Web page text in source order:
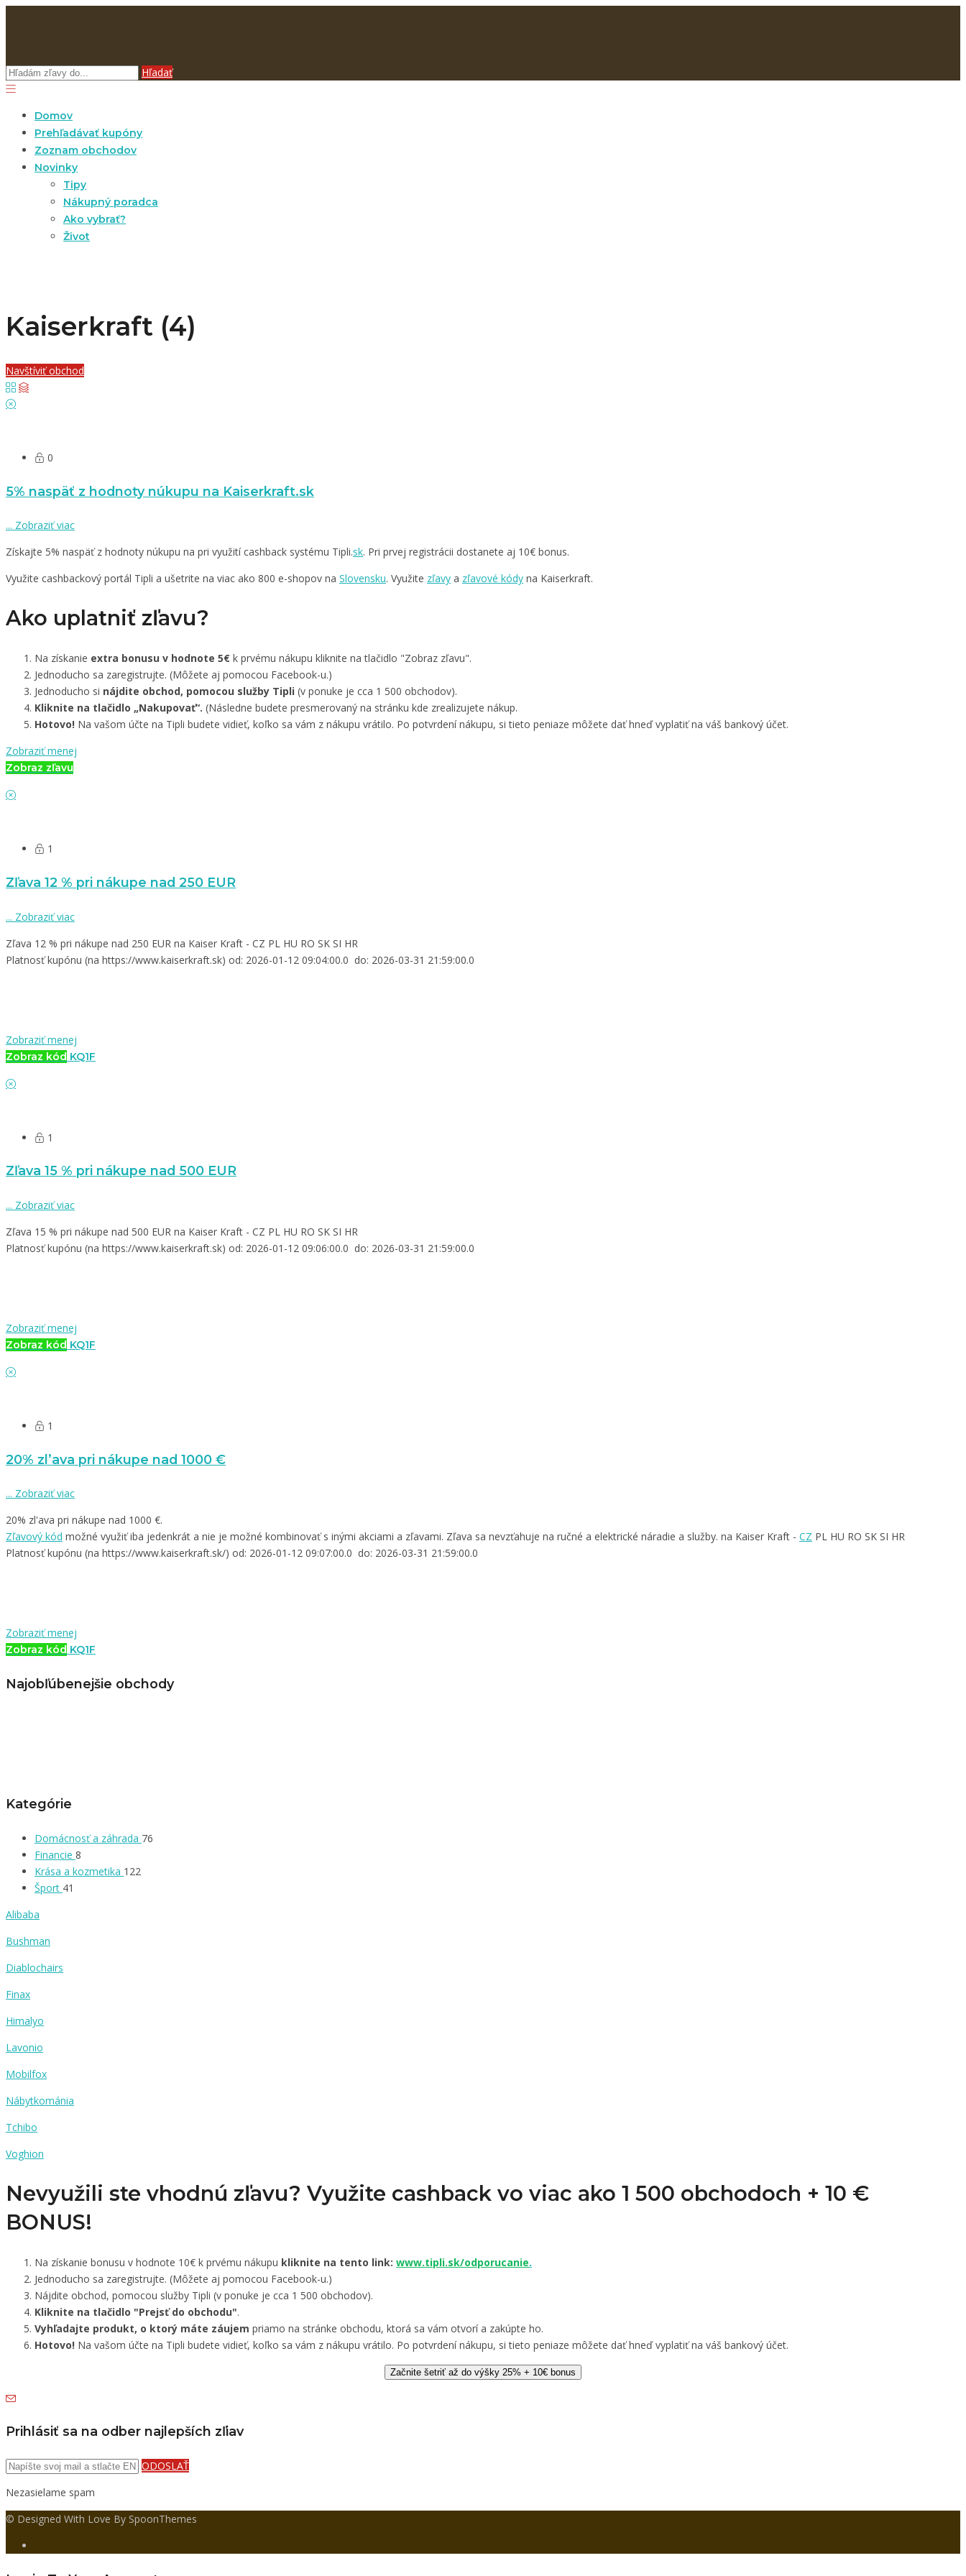
Hľadať
Domov
Prehľadávať kupóny
Zoznam obchodov
Novinky
Tipy
Nákupný poradca
Ako vybrať?
Život
Kaiserkraft (4)
Navštíviť obchod
0
5% naspäť z hodnoty núkupu na Kaiserkraft.sk
... Zobraziť viac
Získajte 5% naspäť z hodnoty núkupu na pri využití cashback systému Tipli.sk. Pri prvej registrácii dostanete aj 10€ bonus.
Využite cashbackový portál Tipli a ušetrite na viac ako 800 e-shopov na Slovensku. Využite zľavy a zľavové kódy na Kaiserkraft.
Ako uplatniť zľavu?
Na získanie extra bonusu v hodnote 5€ k prvému nákupu kliknite na tlačidlo "Zobraz zľavu".
Jednoducho sa zaregistrujte. (Môžete aj pomocou Facebook-u.)
Jednoducho si nájdite obchod, pomocou služby Tipli (v ponuke je cca 1 500 obchodov).
Kliknite na tlačidlo „Nakupovať“. (Následne budete presmerovaný na stránku kde zrealizujete nákup.
Hotovo! Na vašom účte na Tipli budete vidieť, koľko sa vám z nákupu vrátilo. Po potvrdení nákupu, si tieto peniaze môžete dať hneď vyplatiť na váš bankový účet.
Zobraziť menej
Zobraz zľavu
1
Zľava 12 % pri nákupe nad 250 EUR
... Zobraziť viac
Zľava 12 % pri nákupe nad 250 EUR na Kaiser Kraft - CZ PL HU RO SK SI HR
Platnosť kupónu (na https://www.kaiserkraft.sk) od: 2026-01-12 09:04:00.0 do: 2026-03-31 21:59:00.0
Zobraziť menej
Zobraz kód KQ1F
1
Zľava 15 % pri nákupe nad 500 EUR
... Zobraziť viac
Zľava 15 % pri nákupe nad 500 EUR na Kaiser Kraft - CZ PL HU RO SK SI HR
Platnosť kupónu (na https://www.kaiserkraft.sk) od: 2026-01-12 09:06:00.0 do: 2026-03-31 21:59:00.0
Zobraziť menej
Zobraz kód KQ1F
1
20% zl’ava pri nákupe nad 1000 €
... Zobraziť viac
20% zl'ava pri nákupe nad 1000 €.
Zľavový kód možné využiť iba jedenkrát a nie je možné kombinovať s inými akciami a zľavami. Zľava sa nevzťahuje na ručné a elektrické náradie a služby. na Kaiser Kraft - CZ PL HU RO SK SI HR
Platnosť kupónu (na https://www.kaiserkraft.sk/) od: 2026-01-12 09:07:00.0 do: 2026-03-31 21:59:00.0
Zobraziť menej
Zobraz kód KQ1F
Najobľúbenejšie obchody
Kategórie
Domácnosť a záhrada 76
Financie 8
Krása a kozmetika 122
Šport 41
Alibaba
Bushman
Diablochairs
Finax
Himalyo
Lavonio
Mobilfox
Nábytkománia
Tchibo
Voghion
Nevyužili ste vhodnú zľavu? Využite cashback vo viac ako 1 500 obchodoch + 10 €
BONUS!
Na získanie bonusu v hodnote 10€ k prvému nákupu kliknite na tento link: www.tipli.sk/odporucanie.
Jednoducho sa zaregistrujte. (Môžete aj pomocou Facebook-u.)
Nájdite obchod, pomocou služby Tipli (v ponuke je cca 1 500 obchodov).
Kliknite na tlačidlo "Prejsť do obchodu".
Vyhľadajte produkt, o ktorý máte záujem priamo na stránke obchodu, ktorá sa vám otvorí a zakúpte ho.
Hotovo! Na vašom účte na Tipli budete vidieť, koľko sa vám z nákupu vrátilo. Po potvrdení nákupu, si tieto peniaze môžete dať hneď vyplatiť na váš bankový účet.
Začnite šetriť až do výšky 25% + 10€ bonus
Prihlásiť sa na odber najlepších zľiav
ODOSLAŤ
Nezasielame spam
© Designed With Love By SpoonThemes